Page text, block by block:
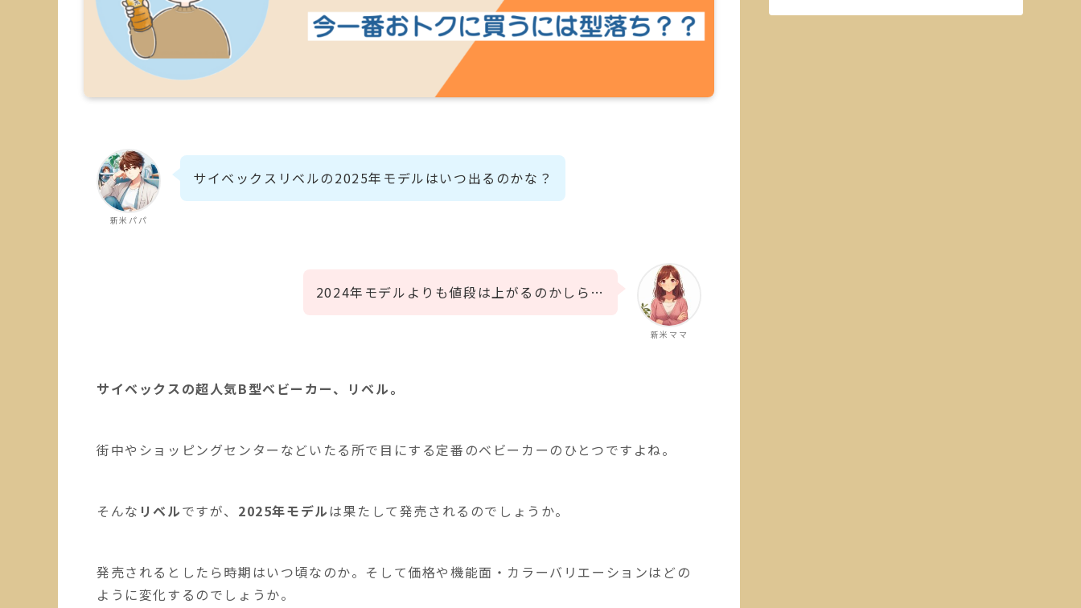
新米パパ
サイベックスリベルの2025年モデルはいつ出るのかな？
新米ママ
2024年モデルよりも値段は上がるのかしら…
サイベックスの超人気B型ベビーカー、リベル。
街中やショッピングセンターなどいたる所で目にする定番のベビーカーのひとつですよね。
そんな リベルですが、 2025年モデルは果たして発売されるのでしょうか。
発売されるとしたら時期はいつ頃なのか。そして価格や機能面・カラーバリエーションはどの
ように変化するのでしょうか。